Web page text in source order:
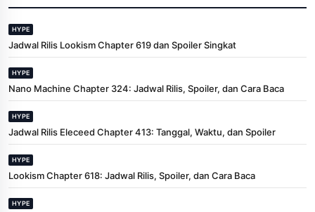
HYPE
Jadwal Rilis Lookism Chapter 619 dan Spoiler Singkat
HYPE
Nano Machine Chapter 324: Jadwal Rilis, Spoiler, dan Cara Baca
HYPE
Jadwal Rilis Eleceed Chapter 413: Tanggal, Waktu, dan Spoiler
HYPE
Lookism Chapter 618: Jadwal Rilis, Spoiler, dan Cara Baca
HYPE